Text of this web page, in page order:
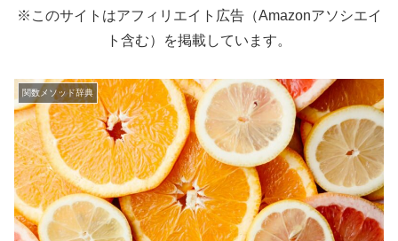
※このサイトはアフィリエイト広告（Amazonアソシエイ
ト含む）を掲載しています。
関数メソッド辞典